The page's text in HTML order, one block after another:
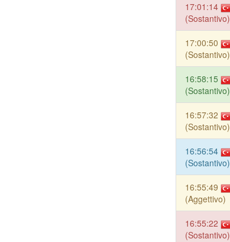
17:01:14
(Sostantivo)
17:00:50
(Sostantivo)
16:58:15
(Sostantivo)
16:57:32
(Sostantivo)
16:56:54
(Sostantivo)
16:55:49
(Aggettivo)
16:55:22
(Sostantivo)